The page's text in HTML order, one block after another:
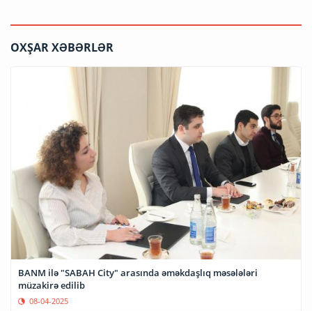
OXŞAR XƏBƏRLƏR
BANM ilə "SABAH City" arasında əməkdaşlıq məsələləri
müzakirə edilib
08-04-2025